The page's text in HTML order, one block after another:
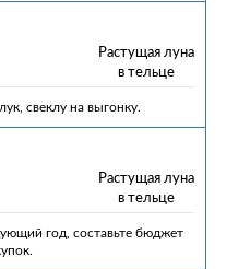
Растущая луна
в тельце
свеклу на выгонку.
Растущая луна
в тельце
год, составьте бюджет